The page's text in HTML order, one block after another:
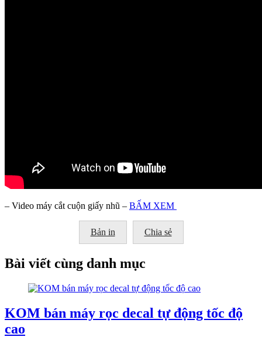
– Video máy cắt cuộn giấy nhũ – BẤM XEM
Bản in Chia sẻ
Bài viết cùng danh mục
KOM bán máy rọc decal tự động tốc độ
cao